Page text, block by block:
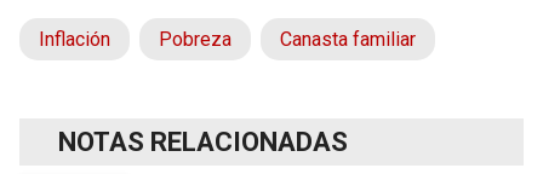
Inflación Pobreza Canasta familiar
NOTAS RELACIONADAS